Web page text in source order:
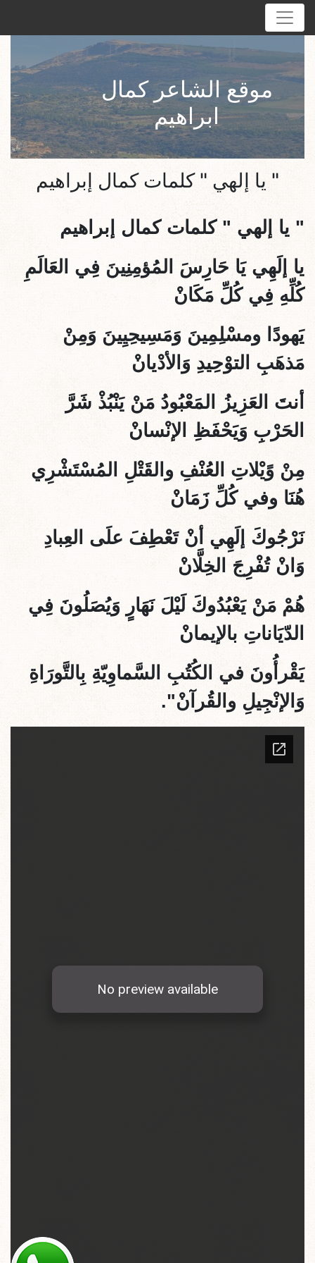
موقع الشاعر كمال
ابراهيم
" يا إلهي " كلمات كمال إبراهيم
" يا إلهي " كلمات كمال إبراهيم
يا إلَهِي يَا حَارِسَ المُؤمِنِينَ فِي العَالَمِ
كُلِّهِ فِي كُلِّ مَكَانْ
يَهودًا ومسْلِمِينَ وَمَسِيحِيِينَ وَمِنْ
مَذهَبِ التوْحِيدِ وَالأدْيانْ
أنتَ العَزِيزُ المَعْبُودُ مَنْ يَنْبُذْ شَرَّ
الحَرْبِ وَيَحْفَظِ الإنْسانْ
مِنْ وًيْلاتِ العُنْفِ والقَتْلِ المُسْتَشْرِي
هُنَا وفي كُلِّ زَمَانْ
نَرْجُوكَ إلَهِي أنْ تَعْطِفَ علَى العِبادِ
وَانْ تُفْرِجَ الخِلَّانْ
هُمْ مَنْ يَعْبُدُوكَ لَيْلَ نَهَارٍ وَيُصَلُونَ فِي
الدّيَاناتِ بالإيمانْ
يَقْرأُونَ في الكُتُبِ السَّماوِيّةِ بِالتَّورَاةِ
وَالإنْجِيلِ والقُرآنْ".